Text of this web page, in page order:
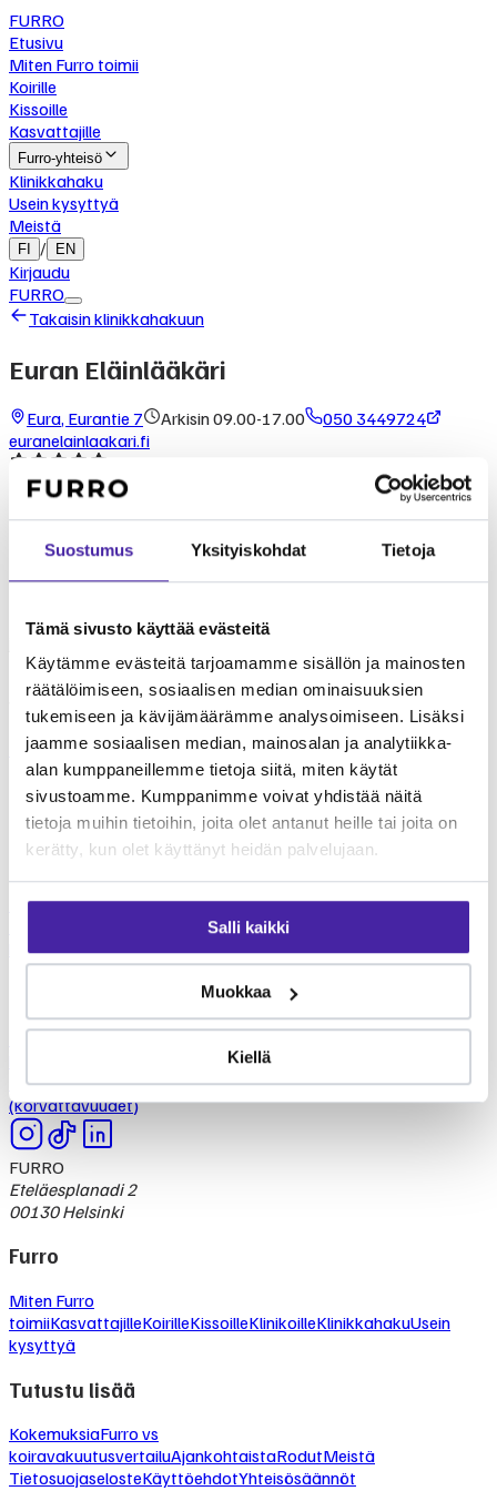
Suostumus Yksityiskohdat Tietoja
Tämä sivusto käyttää evästeitä
Käytämme evästeitä tarjoamamme sisällön ja mainosten
räätälöimiseen, sosiaalisen median ominaisuuksien
tukemiseen ja kävijämäärämme analysoimiseen. Lisäksi
jaamme sosiaalisen median, mainosalan ja analytiikka-
alan kumppaneillemme tietoja siitä, miten käytät
sivustoamme. Kumppanimme voivat yhdistää näitä
tietoja muihin tietoihin, joita olet antanut heille tai joita on
kerätty, kun olet käyttänyt heidän palvelujaan.
Salli kaikki
Muokkaa
Kiellä
FURRO
Etusivu
Miten Furro toimii
Koirille
Kissoille
Kasvattajille
Furro-yhteisö
Klinikkahaku
Usein kysyttyä
Meistä
FI / EN
Kirjaudu
FURRO
Takaisin klinikkahakuun
Euran Eläinlääkäri
Eura, Eurantie 7 Arkisin 09.00-17.00
050 3449724
euranelainlaakari.fi
Mikä Furro on?
Furro on vaihtoehto
lemmikkivakuutukselle
Furro ei ole lemmikkivakuutus. Se on nykyaikainen vaihtoehto,
jolla turvaat koirasi tai kissasi keskimäärin puolet edullisemmin.
Tehtävämme on taistella lemmikkialan kasvavia kustannuksia
Lue lisää Furrosta
Laske hintasi
FURRO
Eteläesplanadi 2
00130 Helsinki
Furro
Miten Furro
KissoilleKlinikoille
kysyttyä
KokemuksiaFurro vs
Ajankohtaista
TietosuojaselosteKäyttöehdotYhteisösäännöt
(korvattavuudet)
FURRO
Eteläesplanadi 2
00130 Helsinki
Furro
Miten Furro
toimiiKasvattajilleKoirilleKissoilleKlinikoilleKlinikkahakuUsein
kysyttyä
Tutustu lisää
KokemuksiaFurro vs
koiravakuutusvertailuAjankohtaistaRodutMeistä
TietosuojaselosteKäyttöehdotYhteisösäännöt